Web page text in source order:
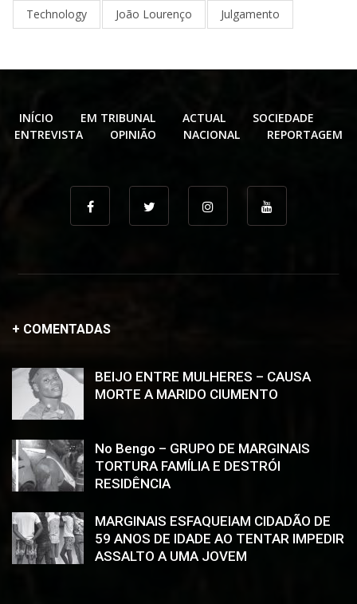
Technology João Lourenço Julgamento
INÍCIO EM TRIBUNAL ACTUAL
SOCIEDADE
ENTREVISTA
OPINIÃO NACIONAL REPORTAGEM
+ COMENTADAS
BEIJO ENTRE MULHERES – CAUSA
MORTE A MARIDO CIUMENTO
No Bengo – GRUPO DE MARGINAIS
TORTURA FAMÍLIA E DESTRÓI
RESIDÊNCIA
MARGINAIS ESFAQUEIAM CIDADÃO DE
59 ANOS DE IDADE AO TENTAR IMPEDIR
ASSALTO A UMA JOVEM